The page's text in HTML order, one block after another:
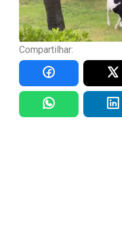
Compartilhar: